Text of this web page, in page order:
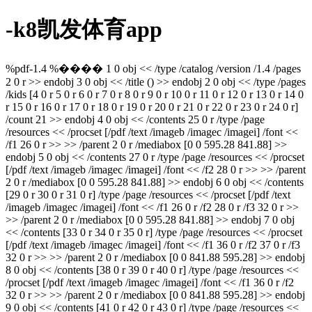
-k8凯发体育app
%pdf-1.4 %���� 1 0 obj << /type /catalog /version /1.4 /pages
2 0 r >> endobj 3 0 obj << /title () >> endobj 2 0 obj << /type /pages
/kids [4 0 r 5 0 r 6 0 r 7 0 r 8 0 r 9 0 r 10 0 r 11 0 r 12 0 r 13 0 r 14 0
r 15 0 r 16 0 r 17 0 r 18 0 r 19 0 r 20 0 r 21 0 r 22 0 r 23 0 r 24 0 r]
/count 21 >> endobj 4 0 obj << /contents 25 0 r /type /page
/resources << /procset [/pdf /text /imageb /imagec /imagei] /font <<
/f1 26 0 r >> >> /parent 2 0 r /mediabox [0 0 595.28 841.88] >>
endobj 5 0 obj << /contents 27 0 r /type /page /resources << /procset
[/pdf /text /imageb /imagec /imagei] /font << /f2 28 0 r >> >> /parent
2 0 r /mediabox [0 0 595.28 841.88] >> endobj 6 0 obj << /contents
[29 0 r 30 0 r 31 0 r] /type /page /resources << /procset [/pdf /text
/imageb /imagec /imagei] /font << /f1 26 0 r /f2 28 0 r /f3 32 0 r >>
>> /parent 2 0 r /mediabox [0 0 595.28 841.88] >> endobj 7 0 obj
<< /contents [33 0 r 34 0 r 35 0 r] /type /page /resources << /procset
[/pdf /text /imageb /imagec /imagei] /font << /f1 36 0 r /f2 37 0 r /f3
32 0 r >> >> /parent 2 0 r /mediabox [0 0 841.88 595.28] >> endobj
8 0 obj << /contents [38 0 r 39 0 r 40 0 r] /type /page /resources <<
/procset [/pdf /text /imageb /imagec /imagei] /font << /f1 36 0 r /f2
32 0 r >> >> /parent 2 0 r /mediabox [0 0 841.88 595.28] >> endobj
9 0 obj << /contents [41 0 r 42 0 r 43 0 r] /type /page /resources <<